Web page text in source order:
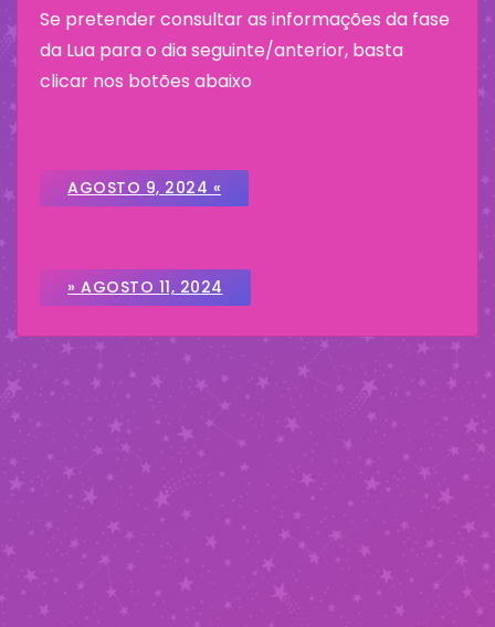
Se pretender consultar as informações da fase
da Lua para o dia seguinte/anterior, basta
clicar nos botões abaixo
AGOSTO 9, 2024 «
» AGOSTO 11, 2024